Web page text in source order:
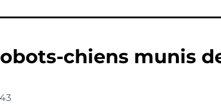
chiens munis